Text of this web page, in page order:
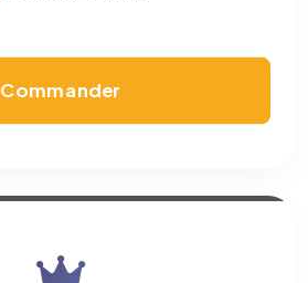
Commander